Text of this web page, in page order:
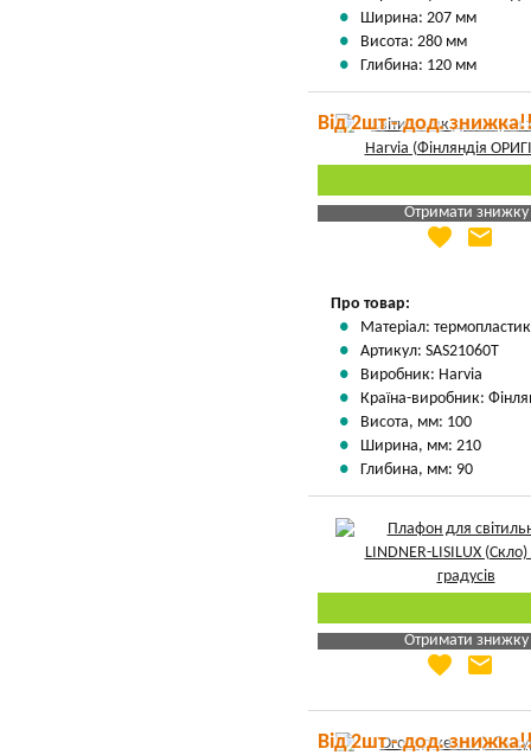
Ширина: 207 мм
Висота: 280 мм
Глибина: 120 мм
Від 2шт - дод.
Отримати знижку
Яка Ваша ціна
favorite email
Про товар:
Матеріал: термопластик
Артикул: SAS21060T
Виробник: Harvia
Країна-виробник:
Висота, мм: 100
Ширина, мм: 210
Глибина, мм: 90
Отримати знижку
Яка Ваша ціна
favorite email
Від 2шт - дод.